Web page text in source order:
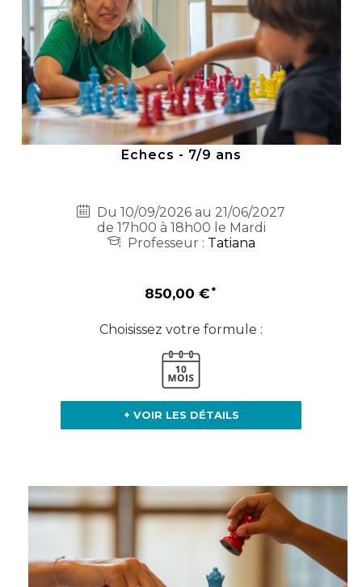
Echecs - 7/9 ans
Du 10/09/2026 au 21/06/2027
de 17h00 à 18h00 le Mardi
Professeur : Tatiana
850,00 €
Choisissez votre formule :
+ VOIR LES DÉTAILS